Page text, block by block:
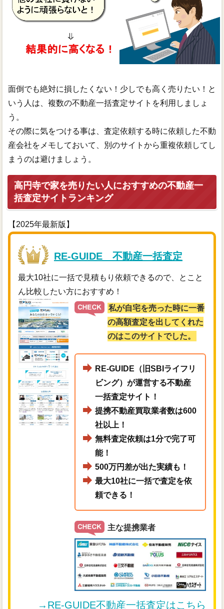
面倒でも絶対に損したくない！少しでも高く売りたい！と
いう人は、複数の不動産一括査定サイトを利用しましょ
う。
その際に気をつける事は、査定依頼する時に依頼した不動
産会社をメモしておいて、別のサイトから重複依頼してし
まうのは避けましょう。
高円寺で家を売りたい人におすすめの不動産一
括査定サイトランキング
【2025年最新版】
RE-GUIDE 不動産一括査定
最大10社に一括で見積もり依頼できるので、とこと
ん比較したい方におすすめ！
私が自宅を売った時に一番
の高額査定を出してくれた
のはこのサイトでした。
RE-GUIDE（旧SBIライフリ
ビング）が運営する不動産
一括査定サイト！
提携不動産買取業者数は600
社以上！
無料査定依頼は1分で完了可
能！
500万円差が出た実績も！
最大10社に一括で査定を依
頼できる！
主な提携業者
→RE-GUIDE不動産一括査定はこちら